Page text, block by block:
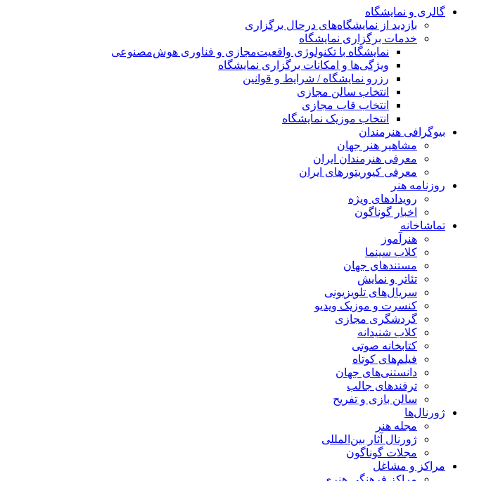
گالری و نمایشگاه
بازدید از نمایشگاه‌های درحال برگزاری
خدمات برگزاری نمایشگاه
نمایشگاه با تکنولوژی واقعیت‌مجازی و فناوری هوش‌مصنوعی
ویژگی‌ها و امکانات برگزاری نمایشگاه
رزرو نمایشگاه / شرایط و قوانین
انتخاب سالن مجازی
انتخاب قاب مجازی
انتخاب موزیک نمایشگاه
بیوگرافی هنرمندان
مشاهیر هنر جهان
معرفی هنرمندان ایران
معرفی کیوریتورهای ایران
روزنامه هنر
رویدادهای ویژه
اخبار گوناگون
تماشاخانه
هنرآموز
کلاب سینما
مستندهای جهان
تئاتر و نمایش
سریال‌های تلویزیونی
کنسرت و موزیک ویدیو
گردشگری مجازی
کلاب شنیدانه
کتابخانه صوتی
فیلم‌های کوتاه
دانستنی‌های جهان
ترفندهای جالب
سالن بازی و تفریح
ژورنال‌ها
مجله هنر
ژورنال آثار بین‌المللی
مجلات گوناگون
مراکز و مشاغل